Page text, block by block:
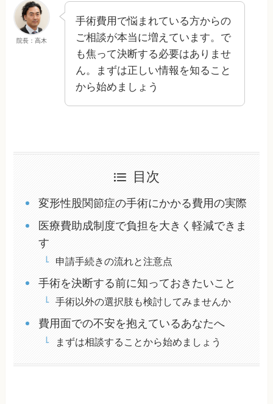
院長：高木
手術費用で悩まれている方からの
ご相談が本当に増えています。で
も焦って決断する必要はありませ
ん。まずは正しい情報を知ること
から始めましょう
目次
変形性股関節症の手術にかかる費用の実際
医療費助成制度で負担を大きく軽減できま
す
申請手続きの流れと注意点
手術を決断する前に知っておきたいこと
手術以外の選択肢も検討してみませんか
費用面での不安を抱えているあなたへ
まずは相談することから始めましょう